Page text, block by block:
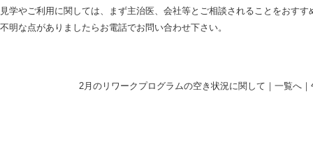
見学やご利用に関しては、まず主治医、会社等とご相談されることをおすす
不明な点がありましたらお電話でお問い合わせ下さい。
2月のリワークプログラムの空き状況に関して ｜ 一覧へ｜